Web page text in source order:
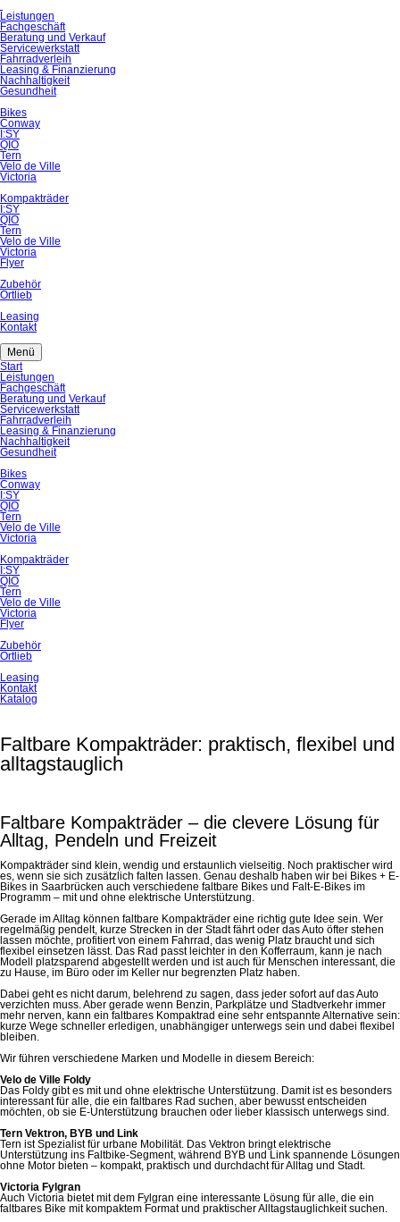
Navigation
überspringen
Leistungen
Fachgeschäft
Beratung und Verkauf
Servicewerkstatt
Fahrradverleih
Leasing & Finanzierung
Nachhaltigkeit
Gesundheit
Bikes
Conway
I:SY
QIO
Tern
Velo de Ville
Victoria
Kompakträder
I:SY
QIO
Tern
Velo de Ville
Victoria
Flyer
Zubehör
Ortlieb
Leasing
Kontakt
Menü
Navigation
überspringen
Start
Leistungen
Fachgeschäft
Beratung und Verkauf
Servicewerkstatt
Fahrradverleih
Leasing & Finanzierung
Nachhaltigkeit
Gesundheit
Bikes
Conway
I:SY
QIO
Tern
Velo de Ville
Victoria
Kompakträder
I:SY
QIO
Tern
Velo de Ville
Victoria
Flyer
Zubehör
Ortlieb
Leasing
Kontakt
Katalog
Faltbare Kompakträder: praktisch, flexibel und
alltagstauglich
Faltbare Kompakträder – die clevere Lösung für
Alltag, Pendeln und Freizeit
Kompakträder sind klein, wendig und erstaunlich vielseitig. Noch praktischer wird
es, wenn sie sich zusätzlich falten lassen. Genau deshalb haben wir bei Bikes + E-
Bikes in Saarbrücken auch verschiedene faltbare Bikes und Falt-E-Bikes im
Programm – mit und ohne elektrische Unterstützung.
Gerade im Alltag können faltbare Kompakträder eine richtig gute Idee sein. Wer
regelmäßig pendelt, kurze Strecken in der Stadt fährt oder das Auto öfter stehen
lassen möchte, profitiert von einem Fahrrad, das wenig Platz braucht und sich
flexibel einsetzen lässt. Das Rad passt leichter in den Kofferraum, kann je nach
Modell platzsparend abgestellt werden und ist auch für Menschen interessant, die
zu Hause, im Büro oder im Keller nur begrenzten Platz haben.
Dabei geht es nicht darum, belehrend zu sagen, dass jeder sofort auf das Auto
verzichten muss. Aber gerade wenn Benzin, Parkplätze und Stadtverkehr immer
mehr nerven, kann ein faltbares Kompaktrad eine sehr entspannte Alternative sein:
kurze Wege schneller erledigen, unabhängiger unterwegs sein und dabei flexibel
bleiben.
Wir führen verschiedene Marken und Modelle in diesem Bereich:
Velo de Ville Foldy
Das Foldy gibt es mit und ohne elektrische Unterstützung. Damit ist es besonders
interessant für alle, die ein faltbares Rad suchen, aber bewusst entscheiden
möchten, ob sie E-Unterstützung brauchen oder lieber klassisch unterwegs sind.
Tern Vektron, BYB und Link
Tern ist Spezialist für urbane Mobilität. Das Vektron bringt elektrische
Unterstützung ins Faltbike-Segment, während BYB und Link spannende Lösungen
ohne Motor bieten – kompakt, praktisch und durchdacht für Alltag und Stadt.
Victoria Fylgran
Auch Victoria bietet mit dem Fylgran eine interessante Lösung für alle, die ein
faltbares Bike mit kompaktem Format und praktischer Alltagstauglichkeit suchen.